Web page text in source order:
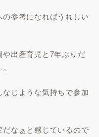
参考になればうれしい
出産育児と7年ぶりだ
じような気持ちで参加
なぁと感じているので